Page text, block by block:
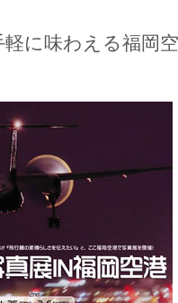
に味わえる福岡